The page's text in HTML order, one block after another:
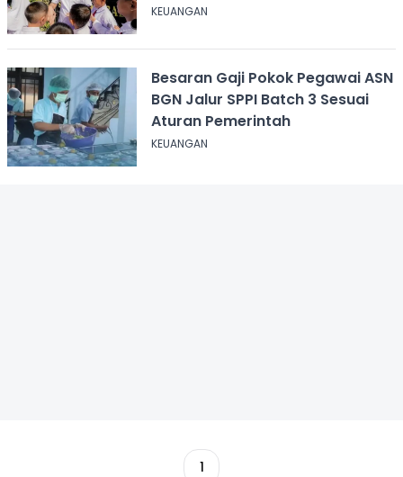
KEUANGAN
Besaran Gaji Pokok Pegawai ASN
BGN Jalur SPPI Batch 3 Sesuai
Aturan Pemerintah
KEUANGAN
1